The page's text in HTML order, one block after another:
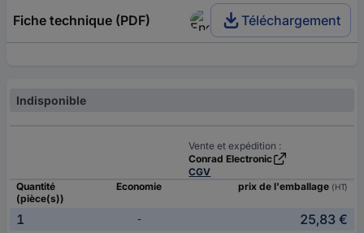
Fiche technique (PDF) Téléchargement
Indisponible
Vente et expédition :
Conrad Electronic
CGV
Quantité
(pièce(s))
Economie prix de l'emballage (HT)
1 -
25,83 €